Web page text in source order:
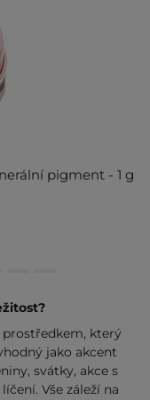
pigment - 1 g
který
jako akcent
svátky, akce s
Vše záleží na